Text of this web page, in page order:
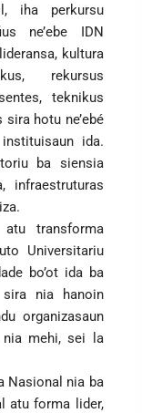
iha perkursu
ne’ebe IDN
kultura
rekursus
teknikus
hotu ne’ebé
ida.
ba siensia
infraestruturas
transforma
Universitariu
bo’ot ida ba
nia hanoin
organizasaun
nia mehi, sei la
Nasional nia ba
atu forma lider,